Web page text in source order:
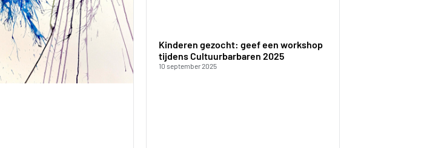
Kinderen gezocht: geef een workshop
tijdens Cultuurbarbaren 2025
10 september 2025